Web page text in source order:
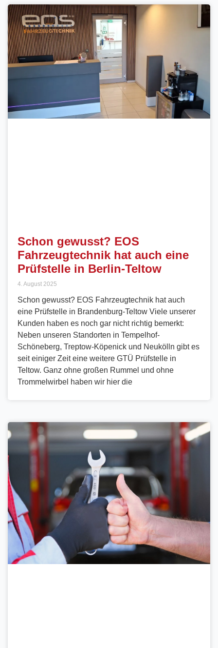
Schon gewusst? EOS
Fahrzeugtechnik hat auch eine
Prüfstelle in Berlin-Teltow
4. August 2025
Schon gewusst? EOS Fahrzeugtechnik hat auch
eine Prüfstelle in Brandenburg-Teltow Viele unserer
Kunden haben es noch gar nicht richtig bemerkt:
Neben unseren Standorten in Tempelhof-
Schöneberg, Treptow-Köpenick und Neukölln gibt es
seit einiger Zeit eine weitere GTÜ Prüfstelle in
Teltow. Ganz ohne großen Rummel und ohne
Trommelwirbel haben wir hier die